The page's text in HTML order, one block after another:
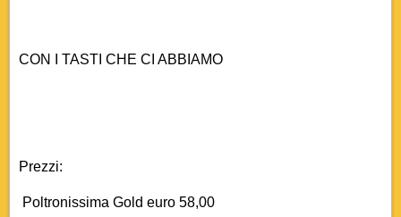
CON I TASTI CHE CI ABBIAMO
Prezzi:
Poltronissima Gold euro 58,00